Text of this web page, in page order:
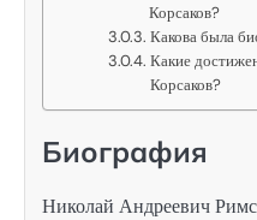
Корсаков?
Какова была
Какие
Корсаков?
Биография
Николай Андреевич